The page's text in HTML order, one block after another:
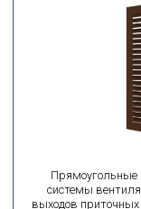
системы
выходов